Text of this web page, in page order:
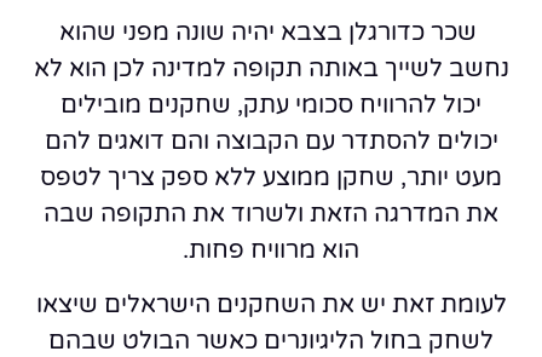
שכר כדורגלן בצבא יהיה שונה מפני שהוא
נחשב לשייך באותה תקופה למדינה לכן הוא לא
יכול להרוויח סכומי עתק, שחקנים מובילים
יכולים להסתדר עם הקבוצה והם דואגים להם
מעט יותר, שחקן ממוצע ללא ספק צריך לטפס
את המדרגה הזאת ולשרוד את התקופה שבה
הוא מרוויח פחות.
לעומת זאת יש את השחקנים הישראלים שיצאו
לשחק בחול הליגיונרים כאשר הבולט שבהם